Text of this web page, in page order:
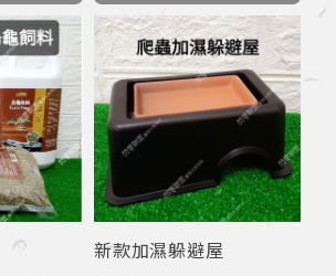
新款加濕躲避屋